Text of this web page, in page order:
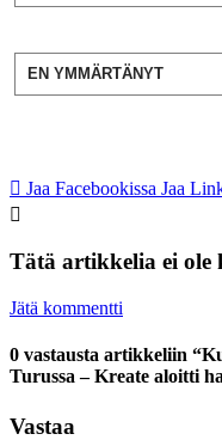
EN YMMÄRTÄNYT
Jaa Facebookissa Jaa
Tätä artikkelia ei ole
Jätä kommentti
0 vastausta artikkeliin
Turussa – Kreate aloitti
Vastaa